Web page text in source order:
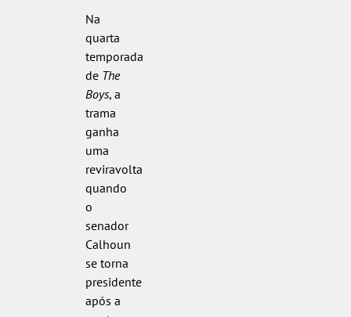
Na
quarta
temporada
de The
Boys, a
trama
ganha
uma
reviravolta
quando
o
senador
Calhoun
se torna
presidente
após a